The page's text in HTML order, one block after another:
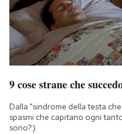
9 cose strane che
Dalla "sindrome della testa
spasmi che capitano ogni
sono?)